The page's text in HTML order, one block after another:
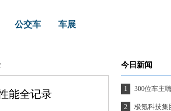
公交车 车展
能全记录
今日新闻
300位车主嗨翻重庆
极氪科技集团4月